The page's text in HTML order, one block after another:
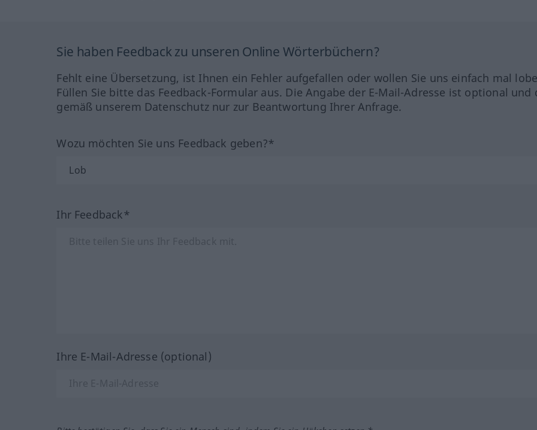
Sie haben Feedback zu unseren Online Wörterbüchern?
Fehlt eine Übersetzung, ist Ihnen ein Fehler aufgefallen oder wollen Sie uns einfach mal
Füllen Sie bitte das Feedback-Formular aus. Die Angabe der E-Mail-Adresse ist optional und
gemäß unserem Datenschutz nur zur Beantwortung Ihrer Anfrage.
Wozu möchten Sie uns Feedback geben?*
Ihr Feedback*
Ihre E-Mail-Adresse (optional)